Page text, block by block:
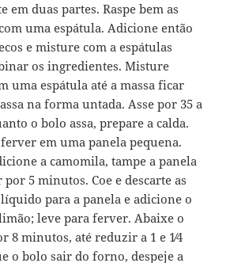
em duas partes. Raspe bem as
uma espátula. Adicione então
e misture com a espátulas
os ingredientes. Misture
uma espátula até a massa ficar
na forma untada. Asse por 35 a
o bolo assa, prepare a calda.
em uma panela pequena.
a camomila, tampe a panela
por 5 minutos. Coe e descarte as
para a panela e adicione o
leve para ferver. Abaixe o
8 minutos, até reduzir a 1 e 1⁄4
o bolo sair do forno, despeje a